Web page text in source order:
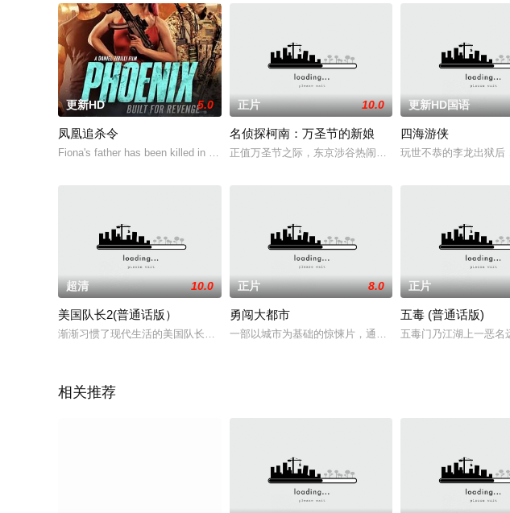
更新HD 5.0
凤凰追杀令
Fiona's father has been killed in Florida, but she doesn't be
正片 10.0
名侦探柯南：万圣节的新娘
正值万圣节之际，东京涉谷热闹非凡。涉谷HIKARIE大厦
更新HD国语
四海游侠
玩世不恭的李龙出狱后
超清 10.0
美国队长2(普通话版）
渐渐习惯了现代生活的美国队长史蒂夫·罗杰斯，在一次行动后隐隐嗅到神盾局内部所弥漫出来的
正片 8.0
勇闯大都市
一部以城市为基础的惊悚片，通过超级链接情节连接四个来
正片
五毒 (普通话版)
五毒门乃江湖上一恶
相关推荐